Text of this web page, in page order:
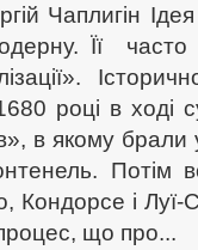
Чаплигін
Її часто
році в ході
в якому
Потім
Кондорсе і
що про...